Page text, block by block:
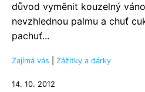
důvod vyměnit kouzelný
nevzhlednou palmu a chuť
pachuť...
Zajímá vás Zážitky a dárky
14. 10. 2012